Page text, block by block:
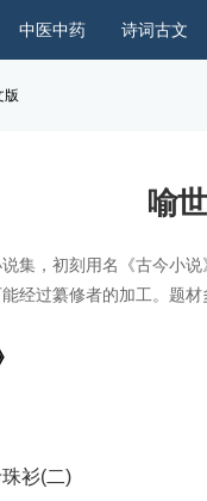
诗词古文
中医中药
版
喻
说集，初刻用名《古今小
经过纂修者的加工。题
衫(二)